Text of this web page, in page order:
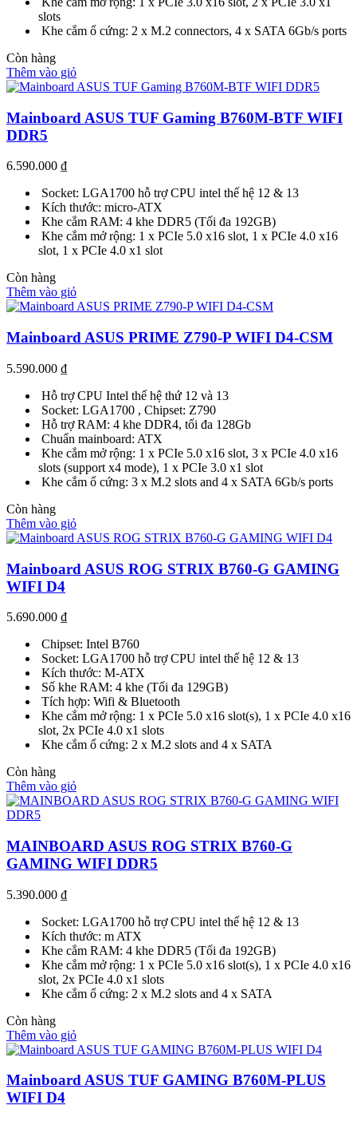
slots
Khe cắm ổ cứng: 2 x M.2 connectors, 4 x SATA 6Gb/s ports
Còn hàng
Thêm vào giỏ
Mainboard ASUS TUF Gaming B760M-BTF WIFI
DDR5
6.590.000 ₫
Socket: LGA1700 hỗ trợ CPU intel thế hệ 12 & 13
Kích thước: micro-ATX
Khe cắm RAM: 4 khe DDR5 (Tối đa 192GB)
Khe cắm mở rộng: 1 x PCIe 5.0 x16 slot, 1 x PCIe 4.0 x16
slot, 1 x PCIe 4.0 x1 slot
Còn hàng
Thêm vào giỏ
Mainboard ASUS PRIME Z790-P WIFI D4-CSM
5.590.000 ₫
Hỗ trợ CPU Intel thế hệ thứ 12 và 13
Socket: LGA1700 , Chipset: Z790
Hỗ trợ RAM: 4 khe DDR4, tối đa 128Gb
Chuẩn mainboard: ATX
Khe cắm mở rộng: 1 x PCIe 5.0 x16 slot, 3 x PCIe 4.0 x16
slots (support x4 mode), 1 x PCIe 3.0 x1 slot
Khe cắm ổ cứng: 3 x M.2 slots and 4 x SATA 6Gb/s ports
Còn hàng
Thêm vào giỏ
Mainboard ASUS ROG STRIX B760-G GAMING
WIFI D4
5.690.000 ₫
Chipset: Intel B760
Socket: LGA1700 hỗ trợ CPU intel thế hệ 12 & 13
Kích thước: M-ATX
Số khe RAM: 4 khe (Tối đa 129GB)
Tích hợp: Wifi & Bluetooth
Khe cắm mở rộng: 1 x PCIe 5.0 x16 slot(s), 1 x PCIe 4.0 x16
slot, 2x PCIe 4.0 x1 slots
Khe cắm ổ cứng: 2 x M.2 slots and 4 x SATA
Còn hàng
Thêm vào giỏ
MAINBOARD ASUS ROG STRIX B760-G
GAMING WIFI DDR5
5.390.000 ₫
Socket: LGA1700 hỗ trợ CPU intel thế hệ 12 & 13
Kích thước: m ATX
Khe cắm RAM: 4 khe DDR5 (Tối đa 192GB)
Khe cắm mở rộng: 1 x PCIe 5.0 x16 slot(s), 1 x PCIe 4.0 x16
slot, 2x PCIe 4.0 x1 slots
Khe cắm ổ cứng: 2 x M.2 slots and 4 x SATA
Còn hàng
Thêm vào giỏ
Mainboard ASUS TUF GAMING B760M-PLUS
WIFI D4